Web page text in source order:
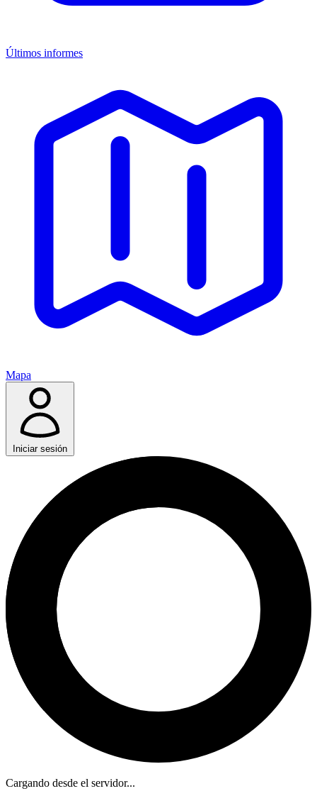
Últimos informes
Mapa
Iniciar sesión
Cargando desde el servidor...